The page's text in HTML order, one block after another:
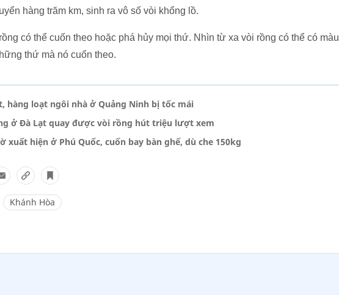
hàng trăm km, sinh ra vô số vòi khổng lồ.
có thể cuốn theo hoặc phá hủy mọi thứ. Nhìn từ xa vòi rồng có thể có màu
thứ mà nó cuốn theo.
hàng loạt ngôi nhà ở Quảng Ninh bị tốc mái
ở Đà Lạt quay được vòi rồng hút triệu lượt xem
xuất hiện ở Phú Quốc, cuốn bay bàn ghế, dù che 150kg
Khánh Hòa